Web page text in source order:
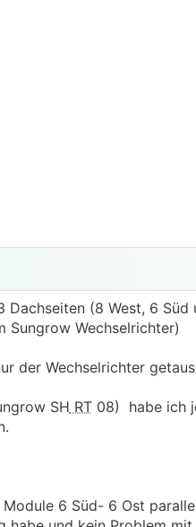
(8 West, 6 Süd
Sungrow Wechselrichter)
der Wechselrichter
SH RT08) habe ich
6 Süd- 6 Ost